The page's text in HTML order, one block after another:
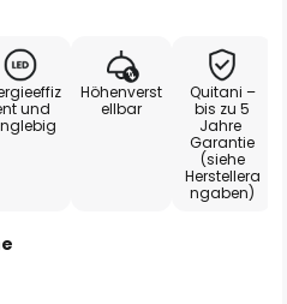
und
Höhenverst
ellbar
Quitani –
bis zu 5
Jahre
Garantie
(siehe
Herstellera
ngaben)